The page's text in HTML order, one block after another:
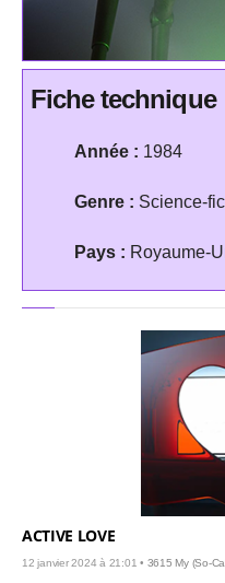
Fiche technique
Année : 1984
Genre : Science-
Pays : Royaume-
ACTIVE LOVE
12 janvier 2024 à 21:01 • 3615 My (So-